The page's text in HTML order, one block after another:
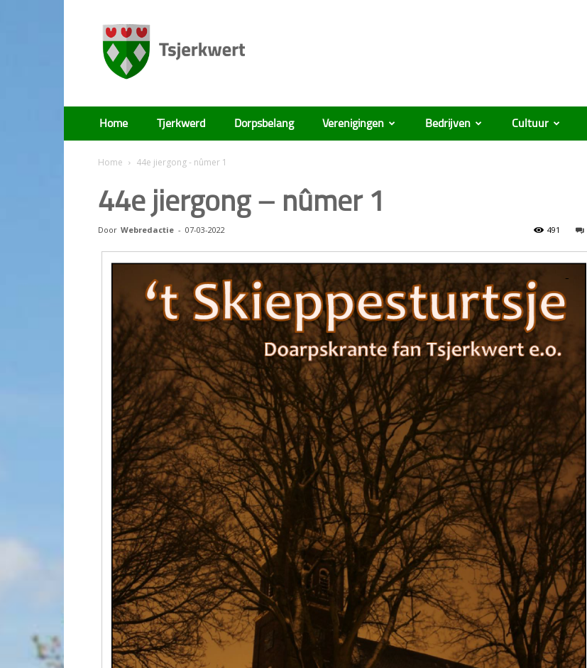
Tsjerkwert
Home Tjerkwerd Dorpsbelang Verenigingen Bedrijven Cultuur
Home 44e jiergong - nûmer 1
44e jiergong – nûmer 1
Door Webredactie - 07-03-2022 491